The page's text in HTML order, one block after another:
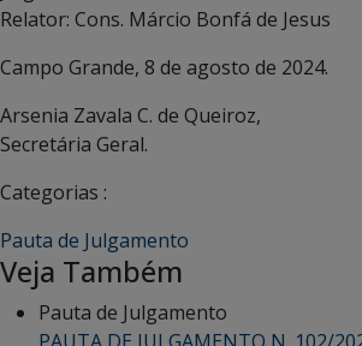
Relator: Cons. Márcio Bonfá de Jesus
Campo Grande, 8 de agosto de 2024.
Arsenia Zavala C. de Queiroz,
Secretária Geral.
Categorias :
Pauta de Julgamento
Veja Também
Pauta de Julgamento